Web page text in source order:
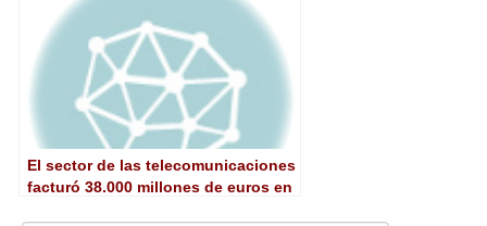
El sector de las telecomunicaciones
facturó 38.000 millones de euros en